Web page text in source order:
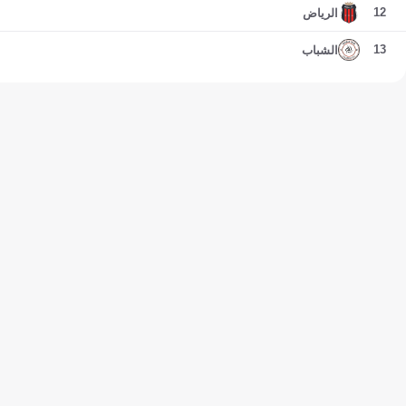
12 الرياض
13 الشباب